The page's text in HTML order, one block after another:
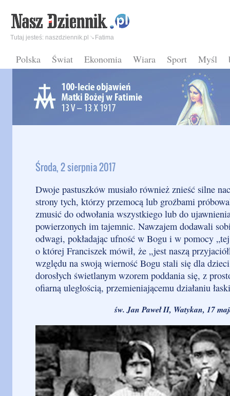
Polska Świat Ekonomia Wiara Sport Myśl
Tutaj jesteś: naszdziennik.pl Fatima
Środa, 2 sierpnia 2017
Dwoje pastuszków musiało również znieść silne
strony tych, którzy przemocą lub groźbami
zmusić do odwołania wszystkiego lub do
powierzonych im tajemnic. Nawzajem dodawali
odwagi, pokładając ufność w Bogu i w pomocy
o której Franciszek mówił, że „jest naszą
względu na swoją wierność Bogu stali się dla
dorosłych świetlanym wzorem poddania się, z
ofiarną uległością, przemieniającemu działaniu
św. Jan Paweł II, Watykan, 17